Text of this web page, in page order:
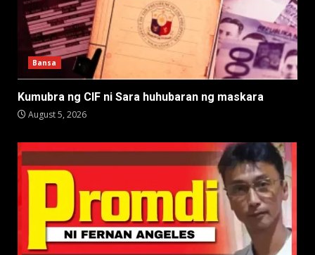
Bansa
Kumubra ng CIF ni Sara huhubaran ng maskara
August 5, 2026